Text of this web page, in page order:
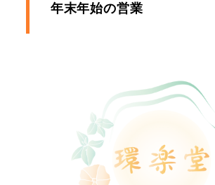
年末年始の営業